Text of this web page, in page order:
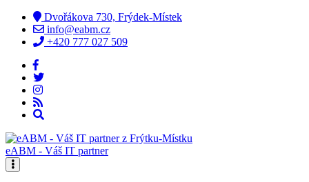
Dvořákova 730, Frýdek-Místek
info@eabm.cz
+420 777 027 509
eABM - Váš IT partner